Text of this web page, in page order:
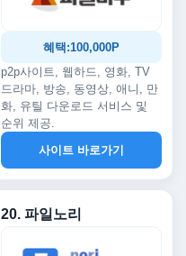
혜택:100,000P
p2p사이트, 웹하드, 영화, TV
드라마, 방송, 동영상, 애니, 만
화, 유틸 다운로드 서비스 및
순위 제공.
사이트 바로가기
20. 파일노리